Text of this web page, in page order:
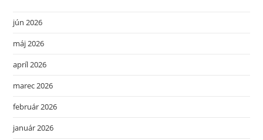
jún 2026
máj 2026
apríl 2026
marec 2026
február 2026
január 2026